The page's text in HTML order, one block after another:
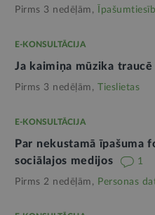
Pirms 3 nedēļām,
E-KONSULTĀCIJA
Ja kaimiņa mūzika traucē
Pirms 3 nedēļām, Tieslietas
E-KONSULTĀCIJA
Par nekustamā īpašuma
sociālajos medijos
1
Pirms 2 nedēļām, Personas